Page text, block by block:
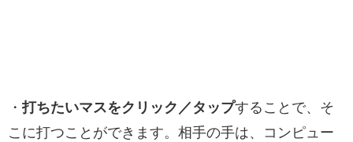
・打ちたいマスをクリック／タップすることで、そ
こに打つことができます。相手の手は、コンピュー